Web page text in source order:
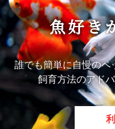
魚好き
誰でも簡単に自慢のペ
飼育方法のアド